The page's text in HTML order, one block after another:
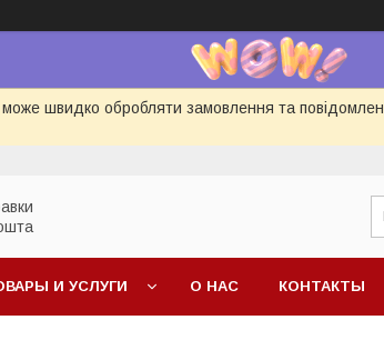
швидко обробляти замовлення та
И УСЛУГИ О НАС КОНТАКТЫ